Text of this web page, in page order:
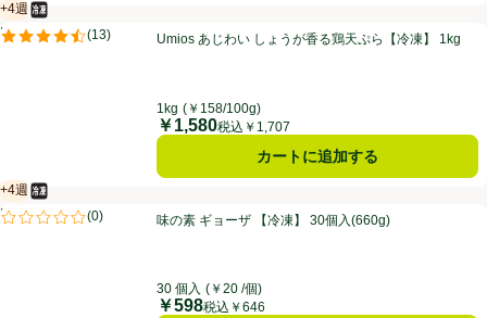
PR
PR
Umios あじわい しょうが香る鶏天ぷら【冷凍】 1kg
+4週
賞味・消費期限保証：4週間
冷凍食品
(13)
評価は13件のレビューで5点中4.5点。Umios あじわい しょうが香る鶏天ぷら【冷凍】 1kg
1kg (￥158/100g)
価格
￥1,580税込￥1,707
カートに追加する
PR
PR
味の素 ギョーザ 【冷凍】 30個入(660g)
+4週
賞味・消費期限保証：4週間
冷凍食品
(0)
評価は0件のレビューで5点中0.0点。味の素 ギョーザ 【冷凍】 30個入(660g)
30 個入 (￥20 /個)
価格
￥598税込￥646